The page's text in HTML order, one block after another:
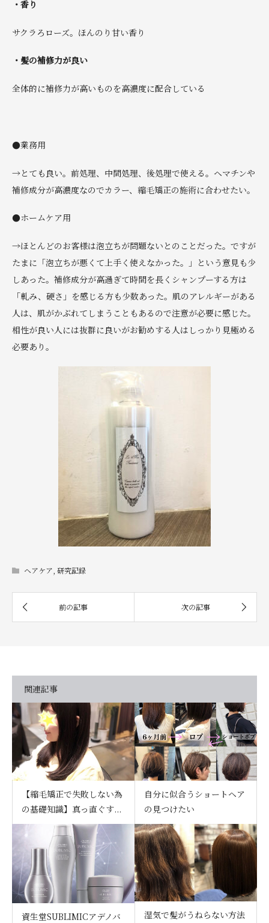
・香り
サクラろローズ。ほんのり甘い香り
・髪の補修力が良い
全体的に補修力が高いものを高濃度に配合している
●業務用
→とても良い。前処理、中間処理、後処理で使える。ヘマチンや
補修成分が高濃度なのでカラー、縮毛矯正の施術に合わせたい。
●ホームケア用
→ほとんどのお客様は泡立ちが問題ないとのことだった。ですが
たまに「泡立ちが悪くて上手く使えなかった。」という意見も少
しあった。補修成分が高過ぎて時間を長くシャンプーする方は
「軋み、硬さ」を感じる方も少数あった。肌のアレルギーがある
人は、肌がかぶれてしまうこともあるので注意が必要に感じた。
相性が良い人には抜群に良いがお勧めする人はしっかり見極める
必要あり。
ヘアケア 研究記録
関連記事
【縮毛矯正で失敗しない為
の基礎知識】真っ直ぐす...
自分に似合うショートヘア
の見つけたい
資生堂SUBLIMICアデノバ
湿気で髪がうねらない方法